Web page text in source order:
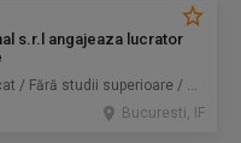
s.r.l angajeaza lucrator
Full time | Necalificat / Fără studii superioare / Junior/Entry Level | Protecţia mediului / Prestări servicii
Bucuresti, IF